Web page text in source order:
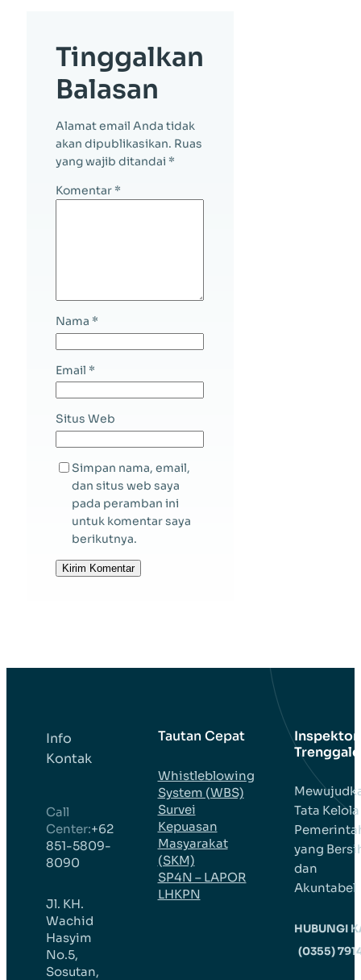
Tinggalkan
Balasan
Alamat email Anda tidak
akan dipublikasikan. Ruas
yang wajib ditandai *
Komentar *
Nama *
Email *
Situs Web
Simpan nama, email,
dan situs web saya
pada peramban ini
untuk komentar saya
berikutnya.
Info
Kontak
Call
Center:+62
851-5809-
8090
Jl. KH.
Wachid
Hasyim
No.5,
Sosutan,
Tautan Cepat
Whistleblowing
System (WBS)
Survei
Kepuasan
Masyarakat
(SKM)
SP4N – LAPOR
LHKPN
Tata Kelola
yang
dan
Akuntabel
HUBUNGI
(0355)